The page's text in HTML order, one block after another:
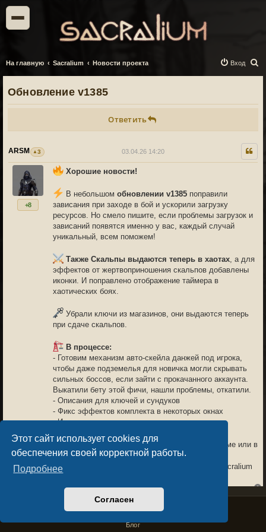
Этот сайт использует cookies для
обеспечения своей корректной работы.
Подробнее
Согласен
На главную Sacralium Новости проекта
о
Вход
Обновление v1385
Ответить
ARSM 3 03.04.26 14:20
+8
Хорошие новости!
В небольшом обновлении v1385 поправили
зависания при заходе в бой и ускорили загрузку
ресурсов. Но смело пишите, если проблемы загрузок и
зависаний появятся именно у вас, каждый случай
уникальный, всем поможем!
Также Скальпы выдаются теперь в хаотах, а для
эффектов от жертвоприношения скальпов добавлены
иконки. И поправлено отображение таймера в
хаотических боях.
Убрали ключи из магазинов, они выдаются теперь
при сдаче скальпов.
В процессе:
- Готовим механизм авто-скейла данжей под игрока,
чтобы даже подземелья для новичка могли скрывать
сильных боссов, если зайти с прокачанного аккаунта.
Выкатили бету этой фичи, нашли проблемы, откатили.
- Описания для ключей и сундуков
- Фикс эффектов комплекта в некоторых окнах
- И многое другое
Обсудить обновление можно здесь на форуме или в
чате канала https://t.me/sacraliumchat
Спасибо всем, кто с нами и помогает делать Sacralium
NEUK 03.04.26 15:44
Privacy PolicyLicense Agreement
Copyright © Sacralium Games 2023-
Блог